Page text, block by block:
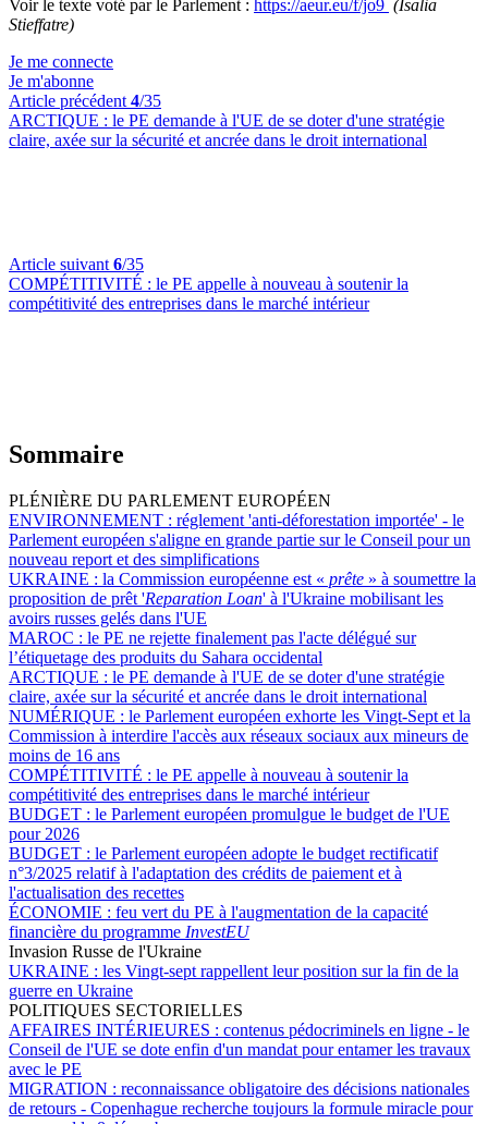
Voir le texte voté par le Parlement : https://aeur.eu/f/jo9 (Isalia
Stieffatre)
Je me connecte
Je m'abonne
Article précédent 4/35
ARCTIQUE : le PE demande à l'UE de se doter d'une stratégie
claire, axée sur la sécurité et ancrée dans le droit international
Article suivant 6/35
COMPÉTITIVITÉ : le PE appelle à nouveau à soutenir la
compétitivité des entreprises dans le marché intérieur
Sommaire
PLÉNIÈRE DU PARLEMENT EUROPÉEN
ENVIRONNEMENT : réglement 'anti-déforestation importée' - le
Parlement européen s'aligne en grande partie sur le Conseil pour un
nouveau report et des simplifications
UKRAINE : la Commission européenne est « prête » à soumettre la
proposition de prêt 'Reparation Loan' à l'Ukraine mobilisant les
avoirs russes gelés dans l'UE
MAROC : le PE ne rejette finalement pas l'acte délégué sur
l’étiquetage des produits du Sahara occidental
ARCTIQUE : le PE demande à l'UE de se doter d'une stratégie
claire, axée sur la sécurité et ancrée dans le droit international
NUMÉRIQUE : le Parlement européen exhorte les Vingt-Sept et la
Commission à interdire l'accès aux réseaux sociaux aux mineurs de
moins de 16 ans
COMPÉTITIVITÉ : le PE appelle à nouveau à soutenir la
compétitivité des entreprises dans le marché intérieur
BUDGET : le Parlement européen promulgue le budget de l'UE
pour 2026
BUDGET : le Parlement européen adopte le budget rectificatif
n°3/2025 relatif à l'adaptation des crédits de paiement et à
l'actualisation des recettes
ÉCONOMIE : feu vert du PE à l'augmentation de la capacité
financière du programme InvestEU
Invasion Russe de l'Ukraine
UKRAINE : les Vingt-sept rappellent leur position sur la fin de la
guerre en Ukraine
POLITIQUES SECTORIELLES
AFFAIRES INTÉRIEURES : contenus pédocriminels en ligne - le
Conseil de l'UE se dote enfin d'un mandat pour entamer les travaux
avec le PE
MIGRATION : reconnaissance obligatoire des décisions nationales
de retours - Copenhague recherche toujours la formule miracle pour